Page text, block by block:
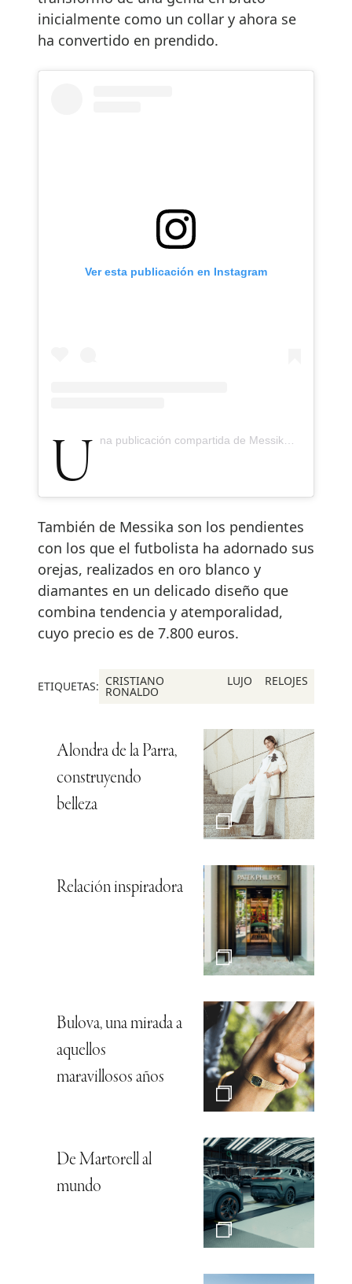
inicialmente como un collar y ahora se
ha convertido en prendido.
Ver esta publicación en Instagram
Una publicación compartida de Messika (@messika)
También de Messika son los pendientes
con los que el futbolista ha adornado sus
orejas, realizados en oro blanco y
diamantes en un delicado diseño que
combina tendencia y atemporalidad,
cuyo precio es de 7.800 euros.
ETIQUETAS: CRISTIANO
RONALDO
LUJO RELOJES
Alondra de la Parra,
construyendo
belleza
Relación inspiradora
Bulova, una mirada a
aquellos
maravillosos años
De Martorell al
mundo